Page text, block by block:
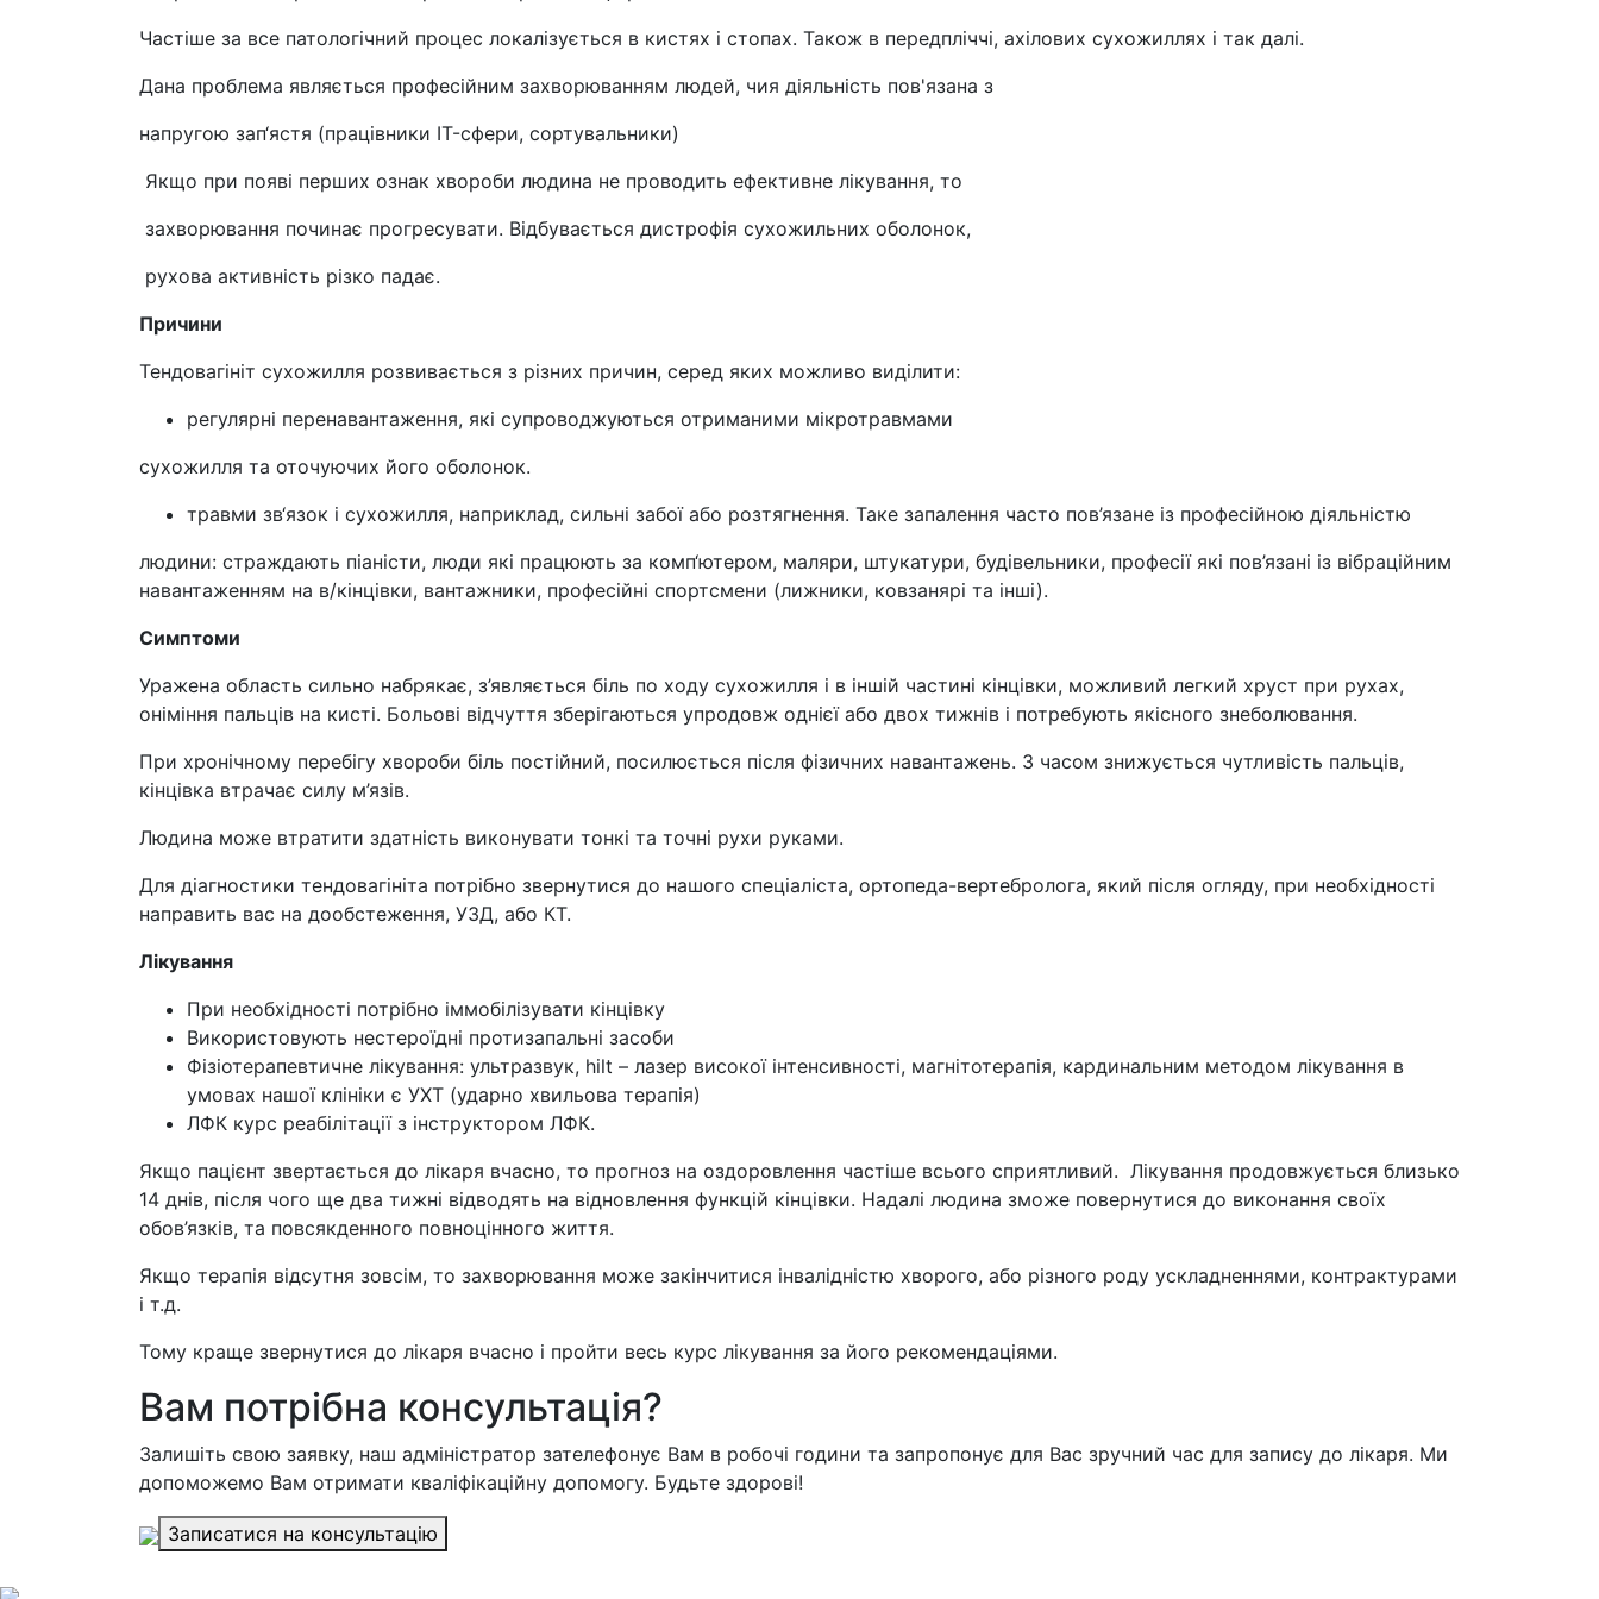
Частіше за все патологічний процес локалізується в кистях і стопах. Також в передпліччі, ахілових сухожиллях і так далі.
Дана проблема являється професійним захворюванням людей, чия діяльність пов'язана з
напругою зап‘ястя (працівники IT-сфери, сортувальники)
Якщо при появі перших ознак хвороби людина не проводить ефективне лікування, то
захворювання починає прогресувати. Відбувається дистрофія сухожильних оболонок,
рухова активність різко падає.
Причини
Тендовагініт сухожилля розвивається з різних причин, серед яких можливо виділити:
регулярні перенавантаження, які супроводжуються отриманими мікротравмами
сухожилля та оточуючих його оболонок.
травми зв‘язок і сухожилля, наприклад, сильні забої або розтягнення. Таке запалення часто пов’язане із професійною діяльністю
людини: страждають піаністи, люди які працюють за комп‘ютером, маляри, штукатури, будівельники, професії які пов’язані із вібраційним
навантаженням на в/кінцівки, вантажники, професійні спортсмени (лижники, ковзанярі та інші).
Симптоми
Уражена область сильно набрякає, з’являється біль по ходу сухожилля і в іншій частині кінцівки, можливий легкий хруст при рухах,
оніміння пальців на кисті. Больові відчуття зберігаються упродовж однієї або двох тижнів і потребують якісного знеболювання.
При хронічному перебігу хвороби біль постійний, посилюється після фізичних навантажень. З часом знижується чутливість пальців,
кінцівка втрачає силу м’язів.
Людина може втратити здатність виконувати тонкі та точні рухи руками.
Для діагностики тендовагініта потрібно звернутися до нашого спеціаліста, ортопеда-вертебролога, який після огляду, при необхідності
направить вас на дообстеження, УЗД, або КТ.
Лікування
При необхідності потрібно іммобілізувати кінцівку
Використовують нестероїдні протизапальні засоби
Фізіотерапевтичне лікування: ультразвук, hilt – лазер високої інтенсивності, магнітотерапія, кардинальним методом лікування в
умовах нашої клініки є УХТ (ударно хвильова терапія)
ЛФК курс реабілітації з інструктором ЛФК.
Якщо пацієнт звертається до лікаря вчасно, то прогноз на оздоровлення частіше всього сприятливий. Лікування продовжується близько
14 днів, після чого ще два тижні відводять на відновлення функцій кінцівки. Надалі людина зможе повернутися до виконання своїх
обов’язків, та повсякденного повноцінного життя.
Якщо терапія відсутня зовсім, то захворювання може закінчитися інвалідністю хворого, або різного роду ускладненнями, контрактурами
і т.д.
Тому краще звернутися до лікаря вчасно і пройти весь курс лікування за його рекомендаціями.
Вам потрібна консультація?
Залишіть свою заявку, наш адміністратор зателефонує Вам в робочі години та запропонує для Вас зручний час для запису до лікаря. Ми
допоможемо Вам отримати кваліфікаційну допомогу. Будьте здорові!
Записатися на консультацію